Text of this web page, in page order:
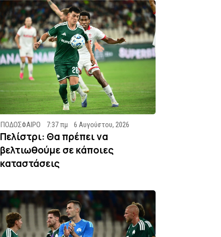
ΠΟΔΟΣΦΑΙΡΟ 7:37 πμ 6 Αυγούστου, 2026
Πελίστρι: Θα πρέπει να
βελτιωθούμε σε κάποιες
καταστάσεις